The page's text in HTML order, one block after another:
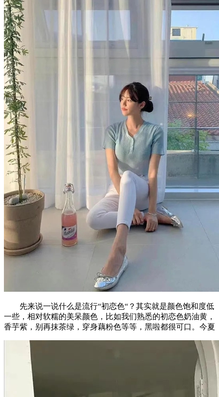
先来说一说什么是流行“初恋色“？其实就是颜色饱和度低
一些，相对软糯的美呆颜色，比如我们熟悉的初恋色奶油黄，
香芋紫，别再抹茶绿，穿身藕粉色等等，黑啦都很可口。今夏